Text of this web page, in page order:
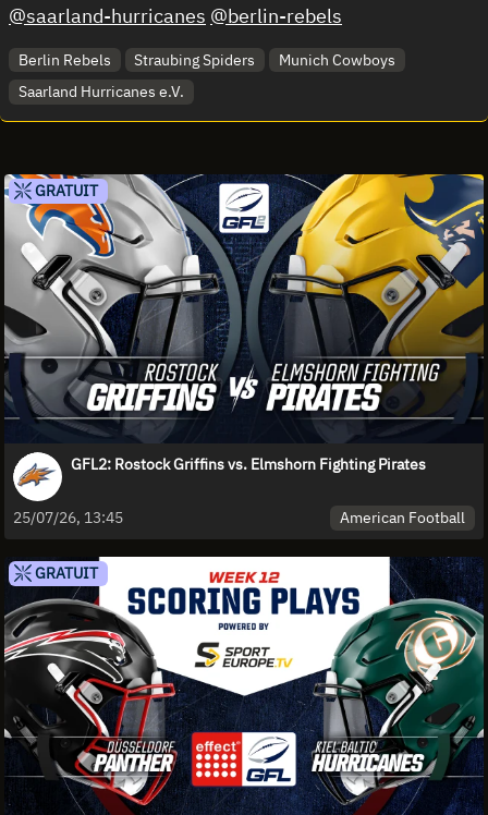
@saarland-hurricanes @berlin-rebels
Berlin Rebels Straubing Spiders
Munich Cowboys
Saarland Hurricanes e.V.
GRATUIT
GFL2: Rostock Griffins vs. Elmshorn Fighting Pirates
25/07/26, 13:45 American Football
GRATUIT